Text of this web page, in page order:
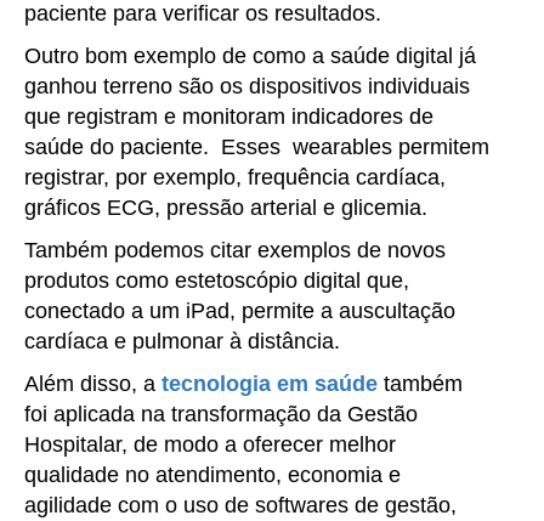
paciente para verificar os resultados.
Outro bom exemplo de como a saúde digital já
ganhou terreno são os dispositivos individuais
que registram e monitoram indicadores de
saúde do paciente. Esses wearables permitem
registrar, por exemplo, frequência cardíaca,
gráficos ECG, pressão arterial e glicemia.
Também podemos citar exemplos de novos
produtos como estetoscópio digital que,
conectado a um iPad, permite a auscultação
cardíaca e pulmonar à distância.
Além disso, a tecnologia em saúde também
foi aplicada na transformação da Gestão
Hospitalar, de modo a oferecer melhor
qualidade no atendimento, economia e
agilidade com o uso de softwares de gestão,